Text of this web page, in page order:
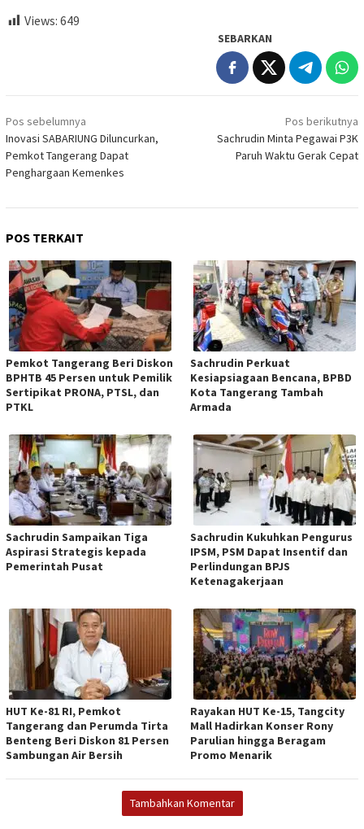
Views: 649
SEBARKAN
Navigasi
pos
Pos sebelumnya
Inovasi SABARIUNG Diluncurkan,
Pemkot Tangerang Dapat
Penghargaan Kemenkes
Pos berikutnya
Sachrudin Minta Pegawai P3K
Paruh Waktu Gerak Cepat
POS TERKAIT
Pemkot Tangerang Beri Diskon
BPHTB 45 Persen untuk Pemilik
Sertipikat PRONA, PTSL, dan
PTKL
Sachrudin Perkuat
Kesiapsiagaan Bencana, BPBD
Kota Tangerang Tambah
Armada
Sachrudin Sampaikan Tiga
Aspirasi Strategis kepada
Pemerintah Pusat
Sachrudin Kukuhkan Pengurus
IPSM, PSM Dapat Insentif dan
Perlindungan BPJS
Ketenagakerjaan
HUT Ke-81 RI, Pemkot
Tangerang dan Perumda Tirta
Benteng Beri Diskon 81 Persen
Sambungan Air Bersih
Rayakan HUT Ke-15, Tangcity
Mall Hadirkan Konser Rony
Parulian hingga Beragam
Promo Menarik
Tambahkan Komentar